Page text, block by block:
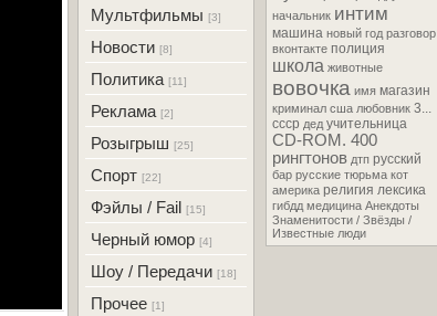
Мультфильмы [3]
Новости [8]
Политика [11]
Реклама [2]
Розыгрыш [25]
Спорт [22]
Фэйлы / Fail [15]
Черный юмор [4]
Шоу / Передачи [18]
Прочее [1]
начальник интим
машина новый год разговор
вконтакте полиция
школа животные
вовочка имя магазин
криминал сша любовник 3...
ссср дед учительница
CD-ROM. 400
рингтонов дтп русский
бар русские тюрьма кот
америка религия лексика
гибдд медицина Анекдоты
Знаменитости / Звёзды /
Известные люди